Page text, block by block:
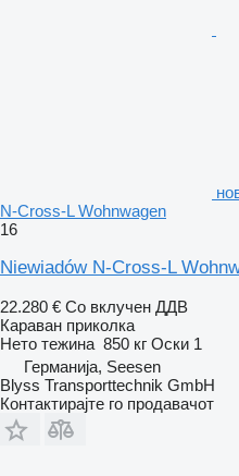
N-Cross-L Wohnwagen
16
Niewiadów N-Cross-L
22.280 € Со вклучен ДДВ
Караван приколка
Нето тежина 850 кг Оски 1
Германија, Seesen
Blyss Transporttechnik GmbH
Контактирајте го продавачот